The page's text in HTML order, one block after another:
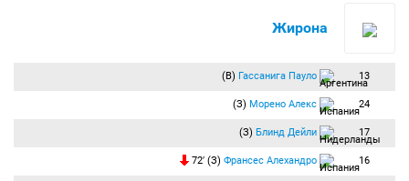
Жирона
(В) Гассанига Пауло 13
(З) Морено Алекс 24
(З) Блинд Дейли 17
72′ (З) Франсес Алехандро 16